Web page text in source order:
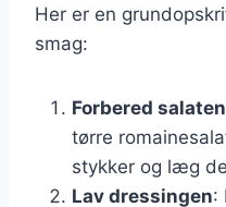
Her er en
smag:
Forbered salaten
tørre
stykker og læg
Lav dressingen: